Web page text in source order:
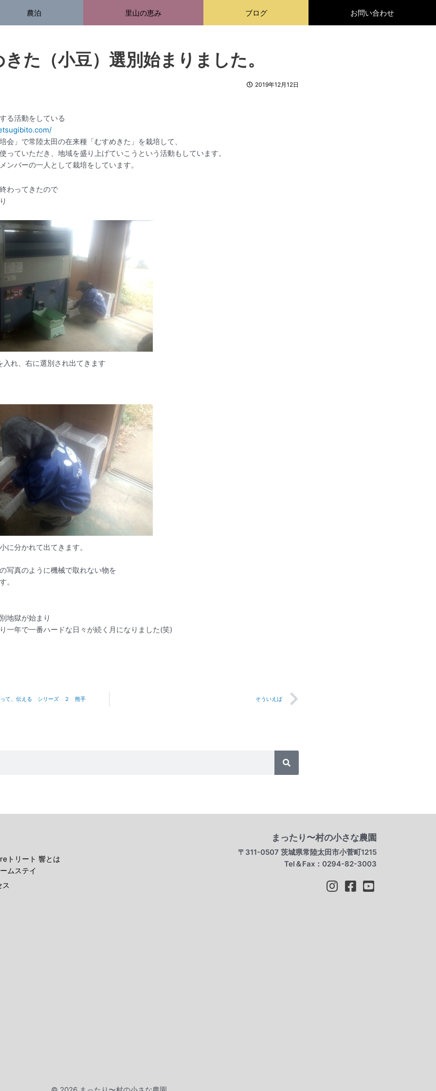
農泊 里山の恵み ブログ お問い合わせ
た（小豆）選別始まりました。
2019年12月12日
る活動をしている
会」で常陸太田の在来種「むすめきた」を栽培して、
っていただき、地域を盛り上げていこうという活動もしています。
ンバーの一人として栽培をしています。
わってきたので
入れ、右に選別され出てきます
に分かれて出てきます。
写真のように機械で取れない物を
。
地獄が始まり
一年で一番ハードな日々が続く月になりました(笑)
って、伝える シリーズ ２ 熊手 そういえば
トリート 響とは
ムステイ
ス
まったり〜村の小さな農園
〒311-0507 茨城県常陸太田市小菅町1215
Tel＆Fax：0294-82-3003